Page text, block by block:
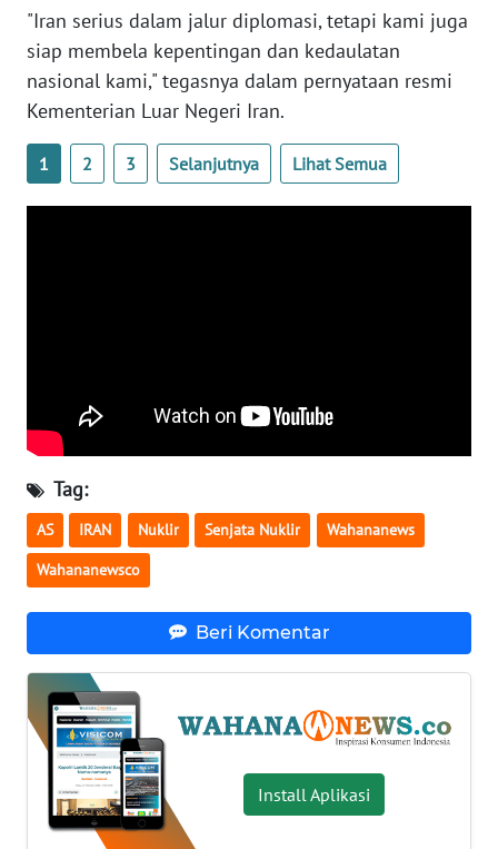
"Iran serius dalam jalur diplomasi, tetapi kami juga
siap membela kepentingan dan kedaulatan
nasional kami," tegasnya dalam pernyataan resmi
Kementerian Luar Negeri Iran.
1 2 3 Selanjutnya Lihat Semua
Tag:
AS IRAN Nuklir Senjata Nuklir Wahananews
Wahananewsco
Beri Komentar
Install Aplikasi
NTT
WN
PAPUA
WN
SERAMBI
WN
JAMBI
WN
SULTRA
WN
NTB
WN
SULTENG
WN